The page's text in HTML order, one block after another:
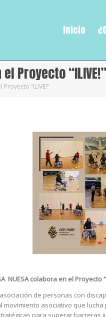
Inicio
Proyecto “ILIVE!”
“ILIVE!”
NUESA colabora en el
de personas con
movimiento asociativo que
para superar barreras